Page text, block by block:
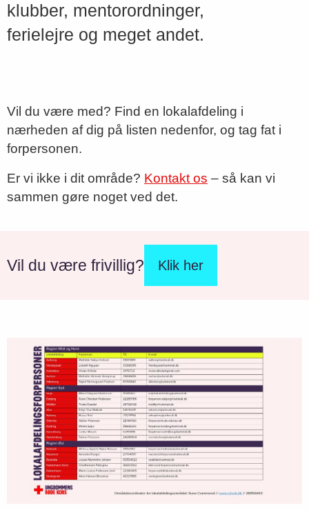
klubber, mentorordninger,
ferielejre og meget andet.
Vil du være med? Find en lokalafdeling i
nærheden af dig på listen nedenfor, og tag fat i
forpersonen.
Er vi ikke i dit område? Kontakt os – så kan vi
sammen gøre noget ved det.
Vil du være frivillig? Klik her